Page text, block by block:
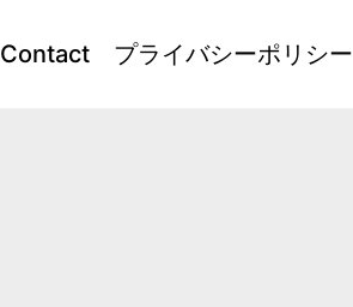
Contact プライバシーポリシー